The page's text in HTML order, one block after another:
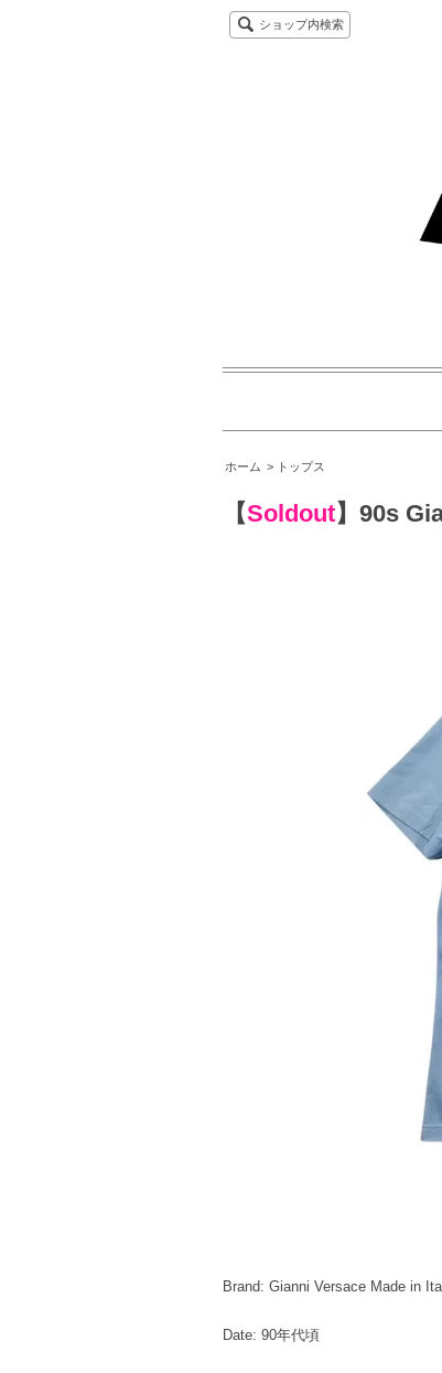
ショップ内検索
ホーム トップス
【Soldout】 90s
Brand: Gianni Versace Made in
Date: 90年代頃